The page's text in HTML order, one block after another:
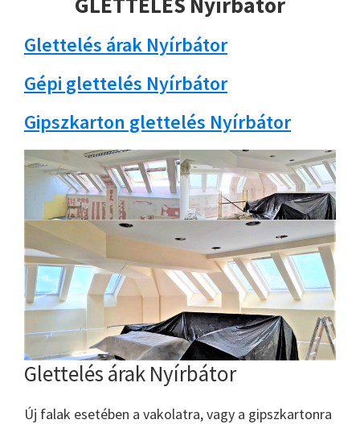
Glettelés árak Nyírbátor
Gépi glettelés Nyírbátor
Gipszkarton glettelés Nyírbátor
Glettelés árak Nyírbátor
Új falak esetében a vakolatra, vagy a gipszkartonra